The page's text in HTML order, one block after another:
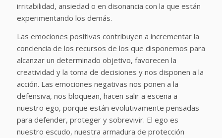
irritabilidad, ansiedad o en disonancia con la que están
experimentando los demás.
Las emociones positivas contribuyen a incrementar la
conciencia de los recursos de los que disponemos para
alcanzar un determinado objetivo, favorecen la
creatividad y la toma de decisiones y nos disponen a la
acción. Las emociones negativas nos ponen a la
defensiva, nos bloquean, hacen salir a escena a
nuestro ego, porque están evolutivamente pensadas
para defender, proteger y sobrevivir. El ego es
nuestro escudo, nuestra armadura de protección